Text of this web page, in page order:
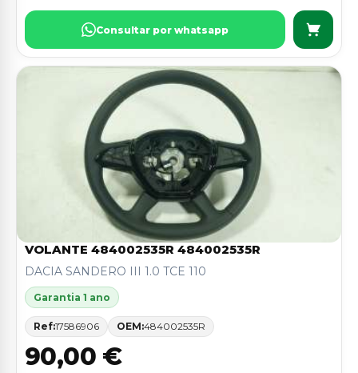
Consultar por whatsapp
VOLANTE 484002535R 484002535R
DACIA SANDERO III 1.0 TCE 110
Garantia 1 ano
Ref:17586906 OEM:484002535R
90,00 €